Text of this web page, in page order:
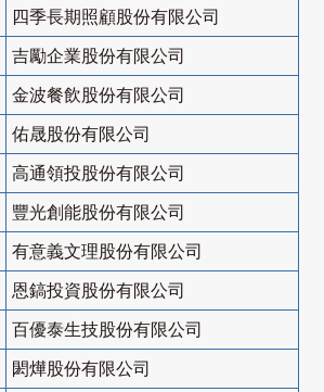
四季長期照顧股份有限公司
吉勵企業股份有限公司
金波餐飲股份有限公司
佑晟股份有限公司
高通領投股份有限公司
豐光創能股份有限公司
有意義文理股份有限公司
恩鎬投資股份有限公司
百優泰生技股份有限公司
閎燁股份有限公司